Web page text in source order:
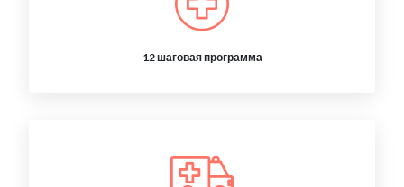
12 шаговая программа